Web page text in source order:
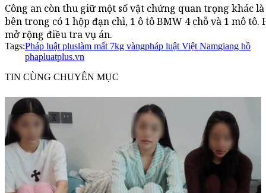
Công an còn thu giữ một số vật chứng quan trọng khác
bên trong có 1 hộp đạn chì, 1 ô tô BMW 4 chỗ và 1 mô
mở rộng điều tra vụ án.
Tags:Pháp luật pluslàm mất 7kg vàngpháp luật Việt Namgiang hồ
phapluatplus.vn
TIN CÙNG CHUYÊN MỤC